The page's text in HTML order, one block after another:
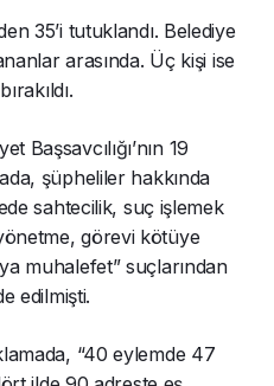
35’i tutuklandı. Belediye
arasında. Üç kişi ise
Başsavcılığı’nın 19
şüpheliler hakkında
sahtecilik, suç işlemek
görevi kötüye
muhalefet” suçlarından
edilmişti.
“40 eylemde 47